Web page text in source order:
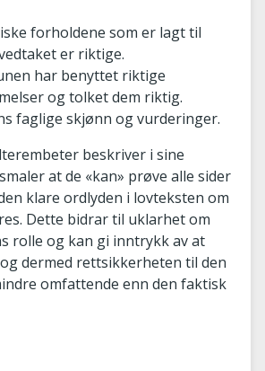
forholdene som er lagt til
er riktige.
har benyttet riktige
og tolket dem riktig.
faglige skjønn og vurderinger.
beskriver i sine
at de «kan» prøve alle sider
klare ordlyden i lovteksten om
Dette bidrar til uklarhet om
rolle og kan gi inntrykk av at
dermed rettsikkerheten til den
omfattende enn den faktisk